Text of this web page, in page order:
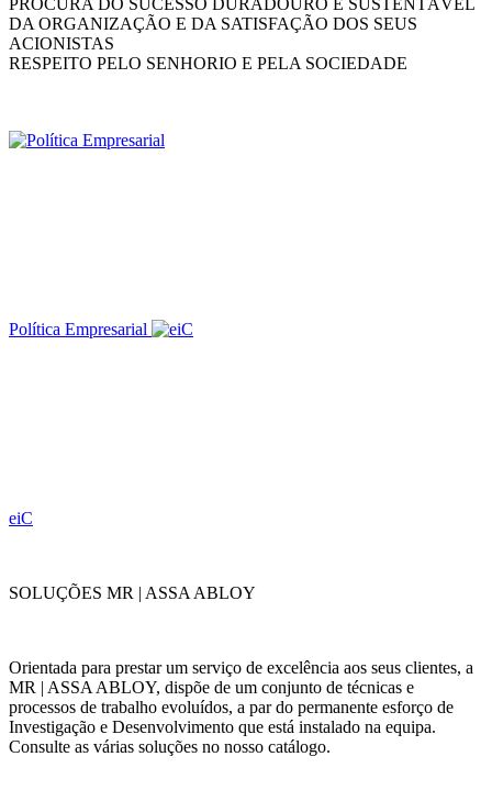
PROCURA DO SUCESSO DURADOURO E SUSTENTÁVEL
DA ORGANIZAÇÃO E DA SATISFAÇÃO DOS SEUS
ACIONISTAS
RESPEITO PELO SENHORIO E PELA SOCIEDADE
Política Empresarial
eiC
SOLUÇÕES MR | ASSA ABLOY
Orientada para prestar um serviço de excelência aos seus clientes, a
MR | ASSA ABLOY, dispõe de um conjunto de técnicas e
processos de trabalho evoluídos, a par do permanente esforço de
Investigação e Desenvolvimento que está instalado na equipa.
Consulte as várias soluções no nosso catálogo.